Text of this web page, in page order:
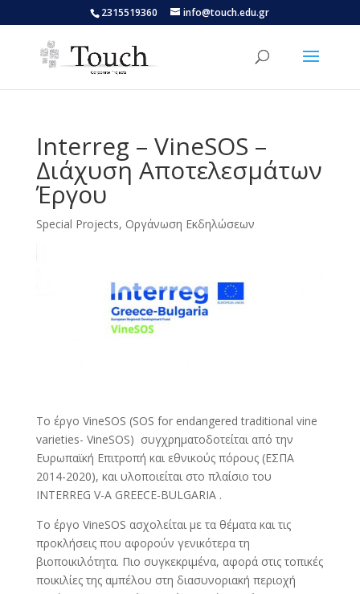
2315519360 info@touch.edu.gr
Interreg – VineSOS –
Διάχυση Αποτελεσμάτων
Έργου
Special Projects, Οργάνωση Εκδηλώσεων
Το έργο VineSOS (SOS for endangered traditional vine
varieties- VineSOS) συγχρηματοδοτείται από την
Ευρωπαϊκή Επιτροπή και εθνικούς πόρους (ΕΣΠΑ
2014-2020), και υλοποιείται στο πλαίσιο του
INTERREG V-A GREECE-BULGARIA .
Το έργο VineSOS ασχολείται με τα θέματα και τις
προκλήσεις που αφορούν γενικότερα τη
βιοποικιλότητα. Πιο συγκεκριμένα, αφορά στις τοπικές
ποικιλίες της αμπέλου στη διασυνοριακή περιοχή